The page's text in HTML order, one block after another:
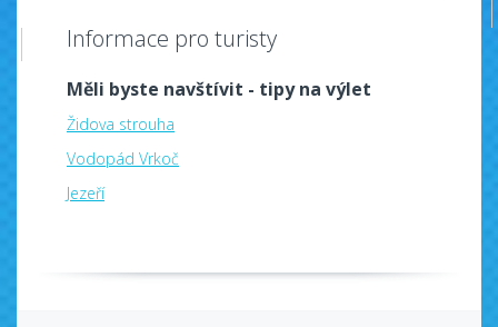
Informace pro turisty
Měli byste navštívit - tipy na výlet
Židova strouha
Vodopád Vrkoč
Jezeří